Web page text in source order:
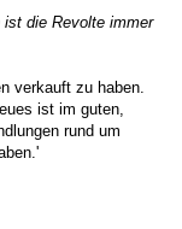
die Revolte immer
verkauft zu haben.
ist im guten,
rund um